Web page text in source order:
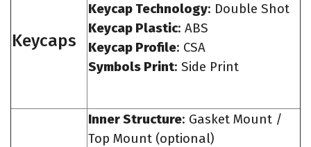
Keycaps
Keycap Technology: Double Shot
Keycap Plastic: ABS
Keycap Profile: CSA
Symbols Print: Side Print
Inner Structure: Gasket Mount /
Top Mount (optional)